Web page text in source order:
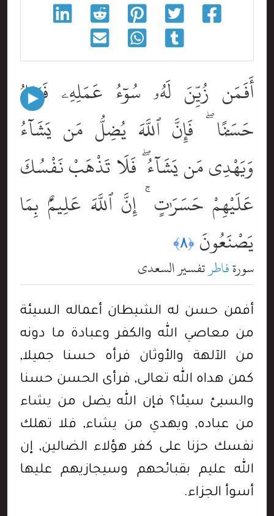
أَفَمَن زُيِّنَ لَهُۥ سُوٓءُ عَمَلِهِۦ فَرَءَاهُ
حَسَنًۭا ۖ فَإِنَّ ٱللَّهَ يُضِلُّ مَن يَشَآءُ
وَيَهْدِى مَن يَشَآءُ ۖ فَلَا تَذْهَبْ نَفْسُكَ
عَلَيْهِمْ حَسَرَٰتٍ ۚ إِنَّ ٱللَّهَ عَلِيمٌۢ بِمَا
يَصْنَعُونَ ﴿٨﴾
سورةفاطرتفسير السعدي
أفمن حسن له الشيطان أعماله السيئة
من معاصي الله والكفر وعبادة ما دونه
من الآلهة والأوثان فرأه حسنا جميلا,
كمن هداه الله تعالى, فرأى الحسن حسنا
والسيئ سيئا؟ فإن الله يضل من يشاء
من عباده, ويهدي من يشاء, فلا تهلك
نفسك حزنا على كفر هؤلاء الضالين, إن
الله عليم بقبائحهم وسيجازيهم عليها
أسوأ الجزاء.